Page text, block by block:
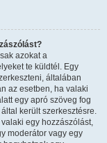
azokat a
te küldtél. Egy
általában
az esetben, ha valaki
egy apró szöveg fog
került szerkesztésre.
egy hozzászólást,
moderátor vagy egy